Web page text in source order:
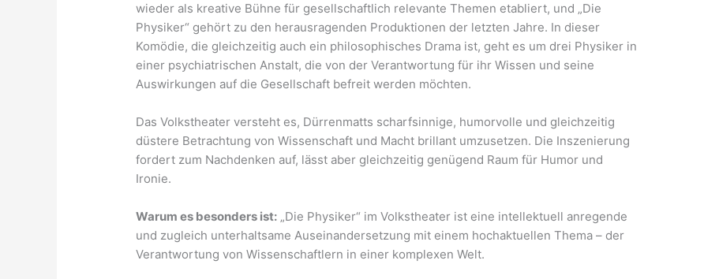
wieder als kreative Bühne für gesellschaftlich relevante Themen etabliert, und „Die
Physiker“ gehört zu den herausragenden Produktionen der letzten Jahre. In dieser
Komödie, die gleichzeitig auch ein philosophisches Drama ist, geht es um drei Physiker in
einer psychiatrischen Anstalt, die von der Verantwortung für ihr Wissen und seine
Auswirkungen auf die Gesellschaft befreit werden möchten.
Das Volkstheater versteht es, Dürrenmatts scharfsinnige, humorvolle und gleichzeitig
düstere Betrachtung von Wissenschaft und Macht brillant umzusetzen. Die Inszenierung
fordert zum Nachdenken auf, lässt aber gleichzeitig genügend Raum für Humor und
Ironie.
Warum es besonders ist: „Die Physiker“ im Volkstheater ist eine intellektuell anregende
und zugleich unterhaltsame Auseinandersetzung mit einem hochaktuellen Thema – der
Verantwortung von Wissenschaftlern in einer komplexen Welt.